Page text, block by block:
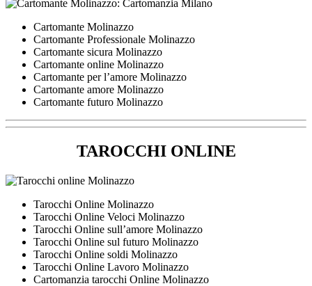
Cartomante Molinazzo
Cartomante Professionale Molinazzo
Cartomante sicura Molinazzo
Cartomante online Molinazzo
Cartomante per l’amore Molinazzo
Cartomante amore Molinazzo
Cartomante futuro Molinazzo
TAROCCHI ONLINE
Tarocchi Online Molinazzo
Tarocchi Online Veloci Molinazzo
Tarocchi Online sull’amore Molinazzo
Tarocchi Online sul futuro Molinazzo
Tarocchi Online soldi Molinazzo
Tarocchi Online Lavoro Molinazzo
Cartomanzia tarocchi Online Molinazzo